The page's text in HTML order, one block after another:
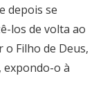
depois se
los de volta ao
Filho de Deus,
expondo-o à